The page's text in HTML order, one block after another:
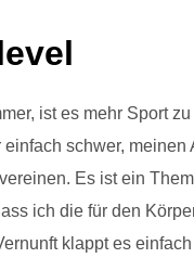
ist es mehr Sport
einfach schwer, meinen
Es ist ein
ich die für den
klappt es